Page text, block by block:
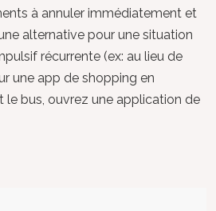
à annuler immédiatement et
alternative pour une situation
récurrente (ex: au lieu de
une app de shopping en
le bus, ouvrez une application de